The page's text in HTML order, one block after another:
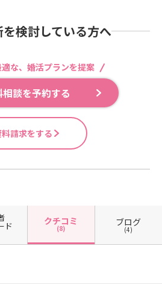
検討している方へ
な、婚活プランを提案
談を予約する
請求をする
ド クチコミ
(8)
ブログ
(4)